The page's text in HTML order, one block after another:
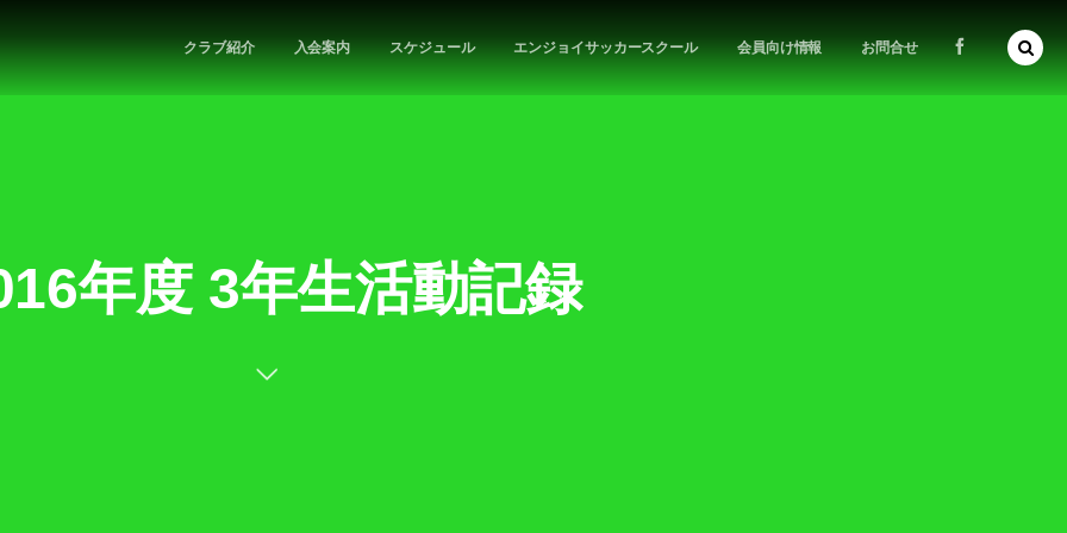
クラブ紹介 入会案内 スケジュール エンジョイサッカースクール 会員向け情報 お問合せ
年度 3年生活動記録